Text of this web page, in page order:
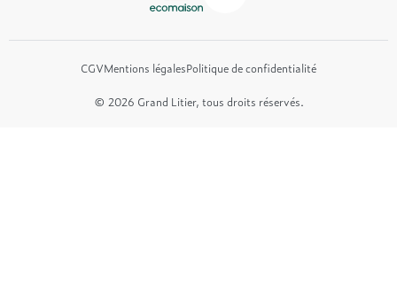
CGVMentions légalesPolitique de confidentialité
© 2026 Grand Litier, tous droits réservés.